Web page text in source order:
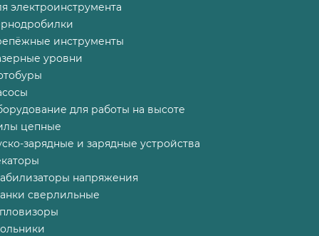
электроинструмента
инструменты
уровни
для работы на высоте
цепные
зарядные и зарядные устройства
напряжения
сверлильные